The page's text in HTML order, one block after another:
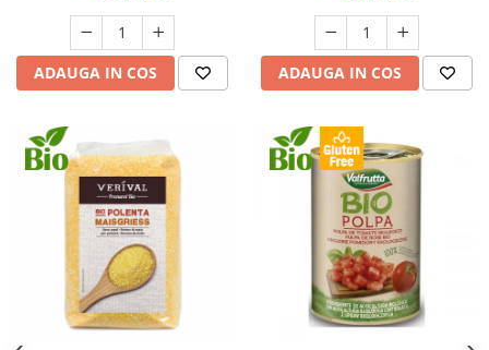
ADAUGA IN COS ADAUGA IN COS